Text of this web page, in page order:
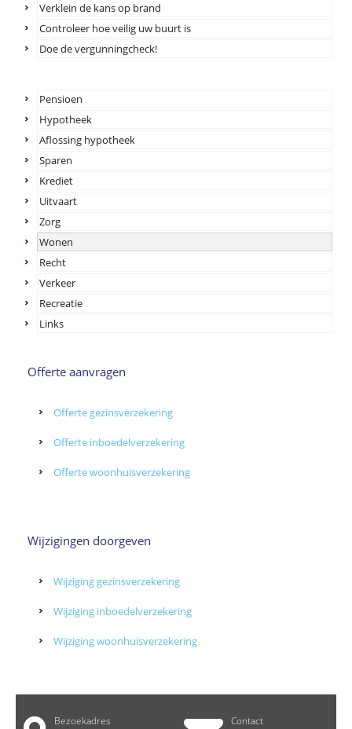
Verklein de kans op brand
Controleer hoe veilig uw buurt is
Doe de vergunningcheck!
Pensioen
Hypotheek
Aflossing hypotheek
Sparen
Krediet
Uitvaart
Zorg
Wonen
Recht
Verkeer
Recreatie
Links
Offerte aanvragen
Offerte gezinsverzekering
Offerte inboedelverzekering
Offerte woonhuisverzekering
Wijzigingen doorgeven
Wijziging gezinsverzekering
Wijziging inboedelverzekering
Wijziging woonhuisverzekering
Bezoekadres Contact